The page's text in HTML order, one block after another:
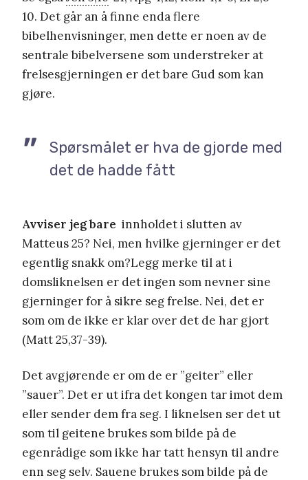
10. Det går an å finne enda flere
bibelhenvisninger, men dette er noen av de
sentrale bibelversene som understreker at
frelsesgjerningen er det bare Gud som kan
gjøre.
Spørsmålet er hva de gjorde med
det de hadde fått
Avviser jeg bare innholdet i slutten av
Matteus 25? Nei, men hvilke gjerninger er det
egentlig snakk om?Legg merke til at i
domsliknelsen er det ingen som nevner sine
gjerninger for å sikre seg frelse. Nei, det er
som om de ikke er klar over det de har gjort
(Matt 25,37-39).
Det avgjørende er om de er ”geiter” eller
”sauer”. Det er ut ifra det kongen tar imot dem
eller sender dem fra seg. I liknelsen ser det ut
som til geitene brukes som bilde på de
egenrådige som ikke har tatt hensyn til andre
enn seg selv. Sauene brukes som bilde på de